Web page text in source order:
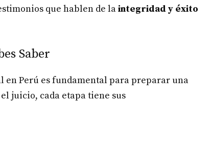
que hablen de laintegridad y éxito
Saber
en Perú es fundamental para preparar una
juicio, cada etapa tiene sus